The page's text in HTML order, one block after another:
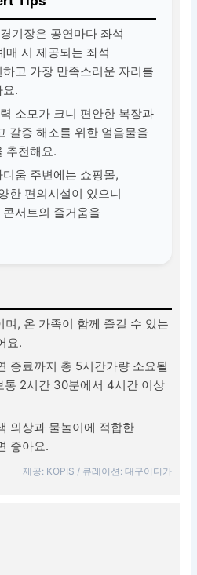
기장은 공연마다 좌석
매 시 제공되는 좌석
고 가장 만족스러운 자리를
.
소모가 크니 편안한 복장과
갈증 해소를 위한 얼음물을
추천해요.
움 주변에는 쇼핑몰,
한 편의시설이 있으니
서트의 즐거움을
, 온 가족이 함께 즐길 수 있는
요.
종료까지 총 5시간가량 소요될
통 2시간 30분에서 4시간 이상
의상과 물놀이에 적합한
좋아요.
제공: KOPIS / 큐레이션: 대구어디가